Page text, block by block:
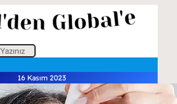
16 Kasım 2023